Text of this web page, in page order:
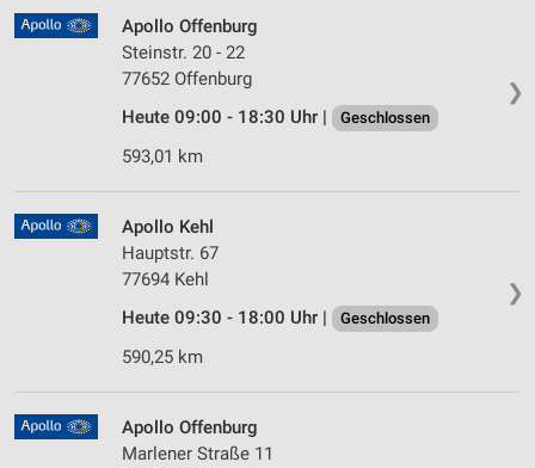
❯
Apollo Offenburg
Steinstr. 20 - 22
77652 Offenburg
Heute 09:00 - 18:30 Uhr |
Geschlossen
593,01 km
❯
Apollo Kehl
Hauptstr. 67
77694 Kehl
Heute 09:30 - 18:00 Uhr |
Geschlossen
590,25 km
Apollo Offenburg
Marlener Straße 11